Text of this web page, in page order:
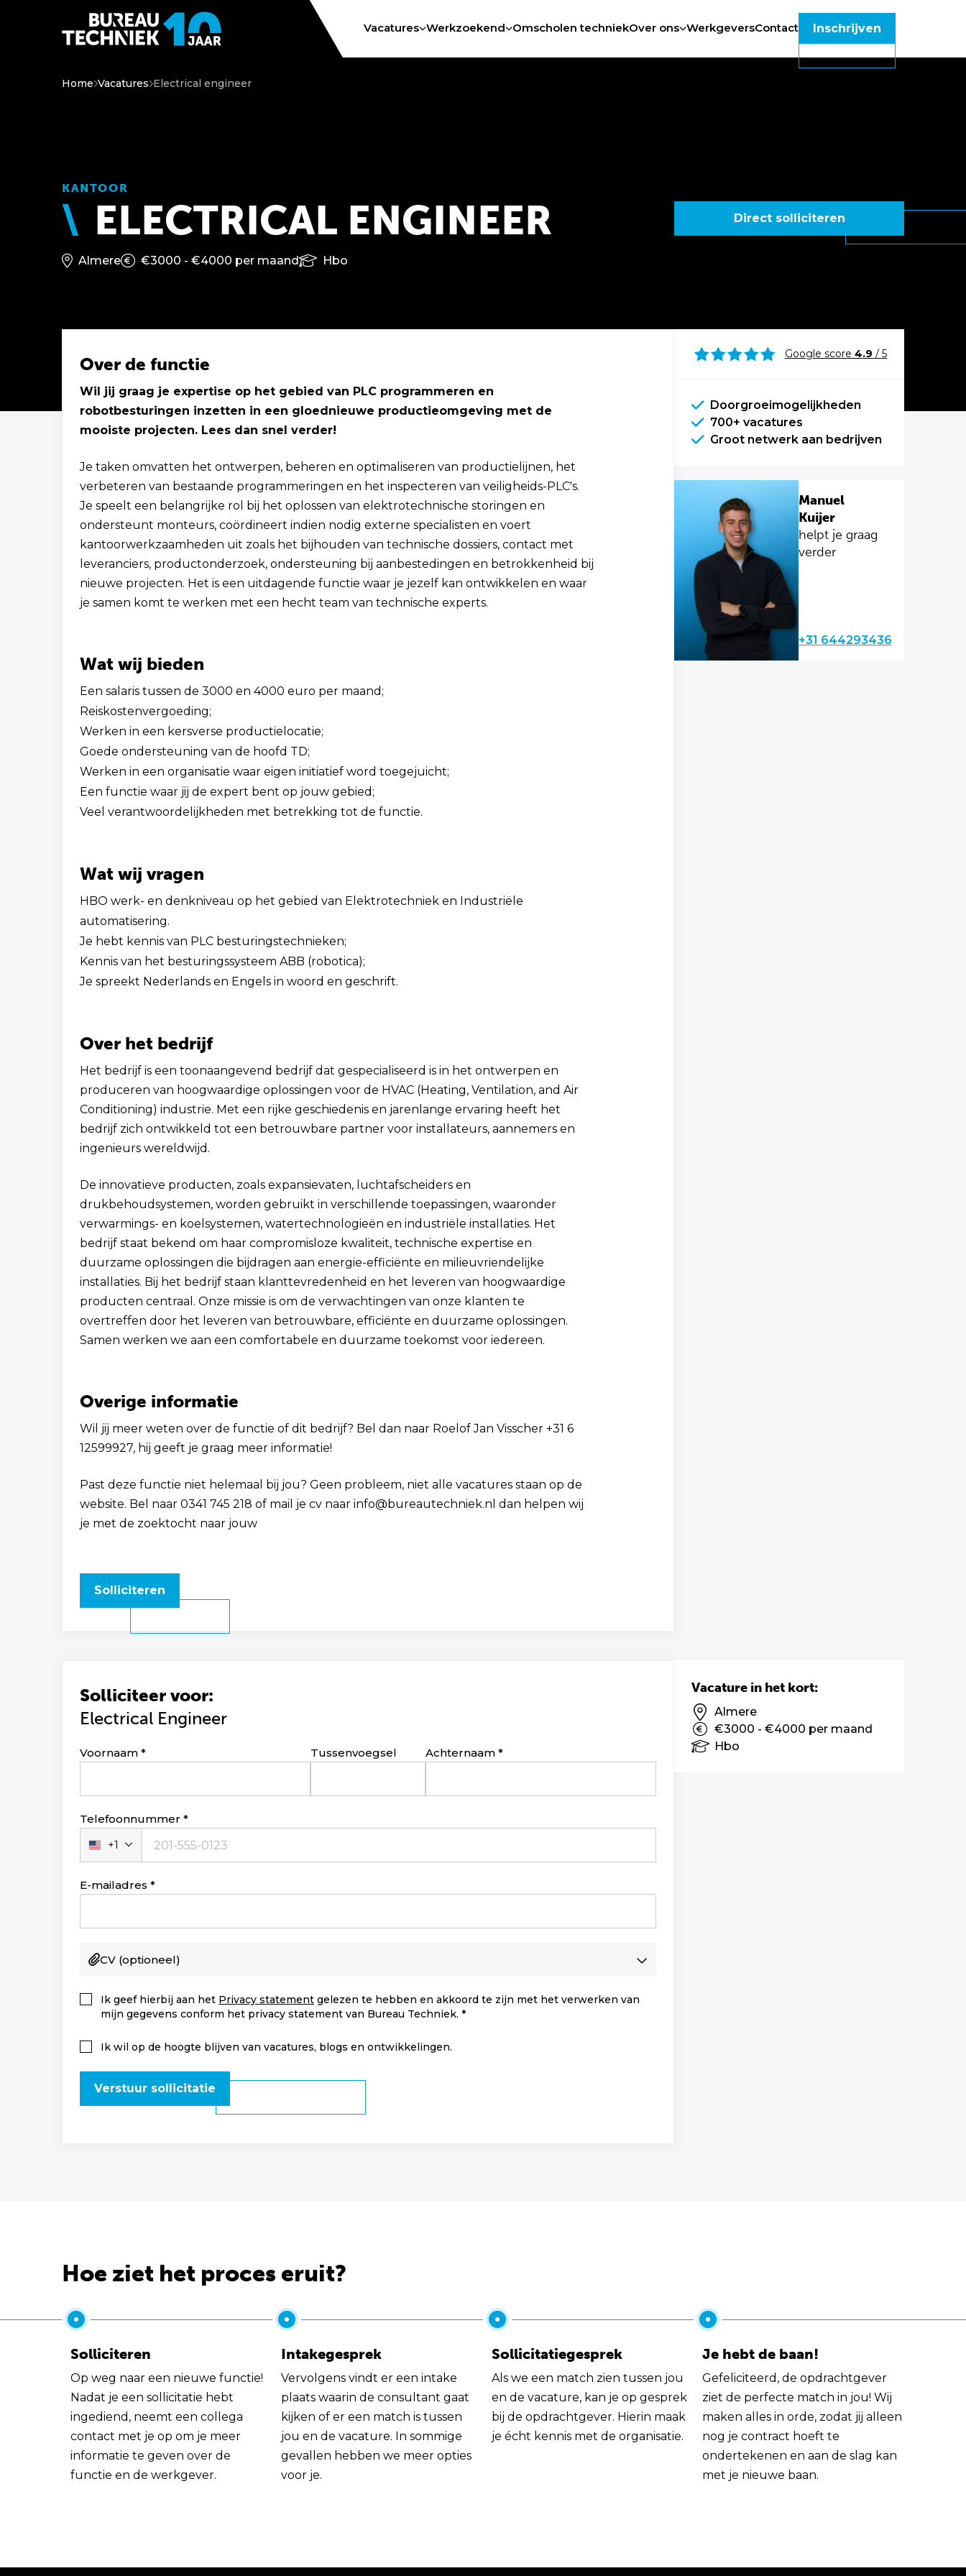
Vacatures Werkzoekend Omscholen techniekOver ons WerkgeversContact Inschrijven
Home Vacatures Electrical engineer
KANTOOR
ELECTRICAL ENGINEER Direct solliciteren
Almere €3000 - €4000 per maand Hbo
Solliciteer binnen 1 minuut Direct solliciteren
Over de functie
Wil jij graag je expertise op het gebied van PLC programmeren en
robotbesturingen inzetten in een gloednieuwe productieomgeving met de
mooiste projecten. Lees dan snel verder!
Je taken omvatten het ontwerpen, beheren en optimaliseren van productielijnen, het
verbeteren van bestaande programmeringen en het inspecteren van veiligheids-PLC's.
Je speelt een belangrijke rol bij het oplossen van elektrotechnische storingen en
ondersteunt monteurs, coördineert indien nodig externe specialisten en voert
kantoorwerkzaamheden uit zoals het bijhouden van technische dossiers, contact met
leveranciers, productonderzoek, ondersteuning bij aanbestedingen en betrokkenheid bij
nieuwe projecten. Het is een uitdagende functie waar je jezelf kan ontwikkelen en waar
je samen komt te werken met een hecht team van technische experts.
Wat wij bieden
Een salaris tussen de 3000 en 4000 euro per maand;
Reiskostenvergoeding;
Werken in een kersverse productielocatie;
Goede ondersteuning van de hoofd TD;
Werken in een organisatie waar eigen initiatief word toegejuicht;
Een functie waar jij de expert bent op jouw gebied;
Veel verantwoordelijkheden met betrekking tot de functie.
Wat wij vragen
HBO werk- en denkniveau op het gebied van Elektrotechniek en Industriële
automatisering.
Je hebt kennis van PLC besturingstechnieken;
Kennis van het besturingssysteem ABB (robotica);
Je spreekt Nederlands en Engels in woord en geschrift.
Over het bedrijf
Het bedrijf is een toonaangevend bedrijf dat gespecialiseerd is in het ontwerpen en
produceren van hoogwaardige oplossingen voor de HVAC (Heating, Ventilation, and Air
Conditioning) industrie. Met een rijke geschiedenis en jarenlange ervaring heeft het
bedrijf zich ontwikkeld tot een betrouwbare partner voor installateurs, aannemers en
ingenieurs wereldwijd.
De innovatieve producten, zoals expansievaten, luchtafscheiders en
drukbehoudsystemen, worden gebruikt in verschillende toepassingen, waaronder
verwarmings- en koelsystemen, watertechnologieën en industriële installaties. Het
bedrijf staat bekend om haar compromisloze kwaliteit, technische expertise en
duurzame oplossingen die bijdragen aan energie-efficiënte en milieuvriendelijke
installaties. Bij het bedrijf staan klanttevredenheid en het leveren van hoogwaardige
producten centraal. Onze missie is om de verwachtingen van onze klanten te
overtreffen door het leveren van betrouwbare, efficiënte en duurzame oplossingen.
Samen werken we aan een comfortabele en duurzame toekomst voor iedereen.
Overige informatie
Wil jij meer weten over de functie of dit bedrijf? Bel dan naar Roelof Jan Visscher +31 6
12599927, hij geeft je graag meer informatie!
Past deze functie niet helemaal bij jou? Geen probleem, niet alle vacatures staan op de
website. Bel naar 0341 745 218 of mail je cv naar info@bureautechniek.nl dan helpen wij
je met de zoektocht naar jouw
Solliciteren
Google score 4.9 / 5
Doorgroeimogelijkheden
700+ vacatures
Groot netwerk aan bedrijven
Manuel
Kuijer
helpt je graag
verder
+31 644293436
Solliciteer voor:
Electrical Engineer
Leave
Voornaam Tussenvoegsel Achternaam
Telefoonnummer
Verenigde
Staten
+1
+1
E-mailadres
CV (optioneel)
Ik geef hierbij aan het Privacy statement gelezen te hebben en akkoord te zijn met het verwerken van
mijn gegevens conform het privacy statement van Bureau Techniek.
Ik wil op de hoogte blijven van vacatures, blogs en ontwikkelingen.
Verstuur sollicitatie
Vacature in het kort:
Almere
€3000 - €4000 per maand
Hbo
Hoe ziet het proces eruit?
Solliciteren
Op weg naar een nieuwe functie!
Nadat je een sollicitatie hebt
ingediend, neemt een collega
contact met je op om je meer
informatie te geven over de
functie en de werkgever.
Intakegesprek
Vervolgens vindt er een intake
plaats waarin de consultant gaat
kijken of er een match is tussen
jou en de vacature. In sommige
gevallen hebben we meer opties
voor je.
Sollicitatiegesprek
Als we een match zien tussen jou
en de vacature, kan je op gesprek
bij de opdrachtgever. Hierin maak
je écht kennis met de organisatie.
Je hebt de baan!
Gefeliciteerd, de opdrachtgever
ziet de perfecte match in jou! Wij
maken alles in orde, zodat jij alleen
nog je contract hoeft te
ondertekenen en aan de slag kan
met je nieuwe baan.